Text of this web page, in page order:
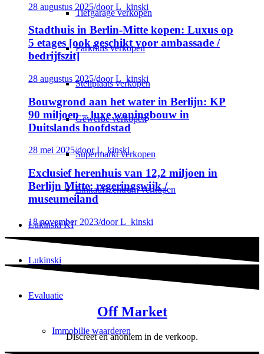
Tiefgarage verkopen
Parkhuis verkopen
Stellplaats verkopen
Gewerbe verkopen
Supermarkt verkopen
Einkaufszentrum verkopen
Lukinski KI
Lukinski
Evaluatie
Immobilie waarderen
28 augustus 2025/door L_kinski
Stadthuis in Berlin-Mitte kopen: Luxus op
5 etages [ook geschikt voor ambassade /
bedrijfszit]
28 augustus 2025/door L_kinski
Bouwgrond aan het water in Berlijn: KP
90 miljoen – luxe woningbouw in
Duitslands hoofdstad
28 mei 2025/door L_kinski
Exclusief herenhuis van 12,2 miljoen in
Berlijn Mitte: regeringswijk /
museumeiland
18 november 2023/door L_kinski
Off Market
Discreet en anoniem in de verkoop.